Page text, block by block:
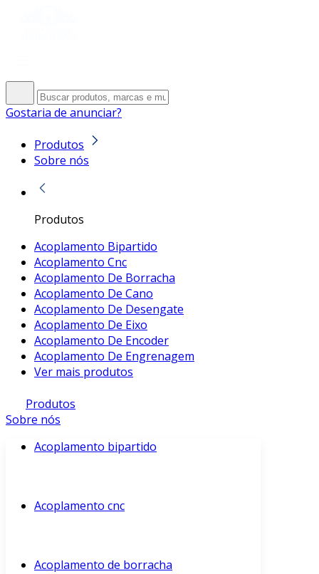
Gostaria de anunciar?
Produtos
Sobre nós
Produtos
Acoplamento Bipartido
Acoplamento Cnc
Acoplamento De Borracha
Acoplamento De Cano
Acoplamento De Desengate
Acoplamento De Eixo
Acoplamento De Encoder
Acoplamento De Engrenagem
Ver mais produtos
Produtos
Sobre nós
Acoplamento bipartido
Acoplamento cnc
Acoplamento de borracha